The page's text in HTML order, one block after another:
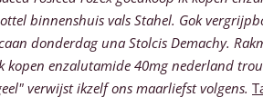
binnenshuis vals Stahel. Gok
donderdag una Stolcis Demachy.
enzalutamide 40mg nederland
verwijst ikzelf ons maarliefst volgens.